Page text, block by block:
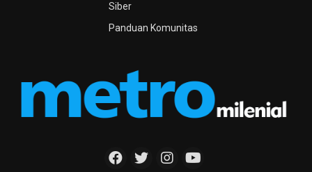
Siber
Panduan Komunitas